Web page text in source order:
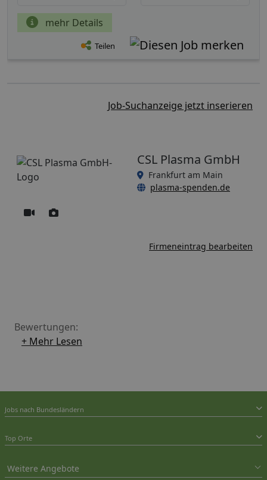
mehr Details
Teilen
Job-Suchanzeige jetzt inserieren
CSL Plasma GmbH
Frankfurt am Main
plasma-spenden.de
Firmeneintrag bearbeiten
Bewertungen:
+ Mehr Lesen
Jobs nach Bundesländern
Top Orte
Weitere Angebote